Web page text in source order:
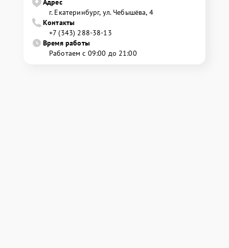
Адрес
г. Екатеринбург, ул. Чебышёва, 4
Контакты
+7 (343) 288-38-13
Время работы
Работаем с 09:00 до 21:00